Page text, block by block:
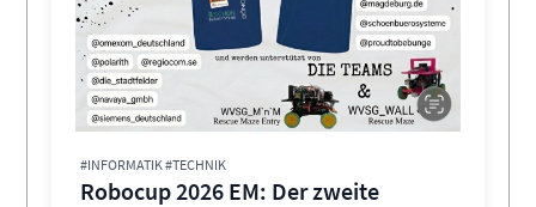
#INFORMATIK #TECHNIK
Robocup 2026 EM: Der zweite